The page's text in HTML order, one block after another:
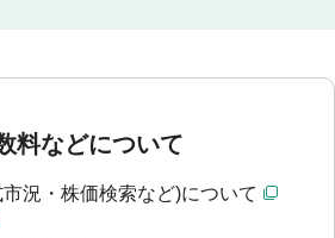
料などについて
況・株価検索など)について